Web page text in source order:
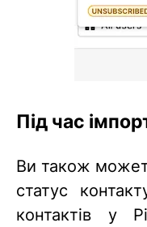
Під час
Ви також
статус
контактів у